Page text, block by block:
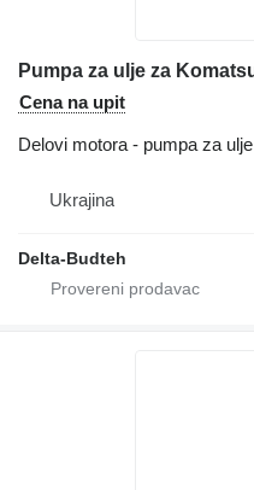
Cena na upit
Delovi motora - pumpa za ulje
Ukrajina
Delta-Budteh